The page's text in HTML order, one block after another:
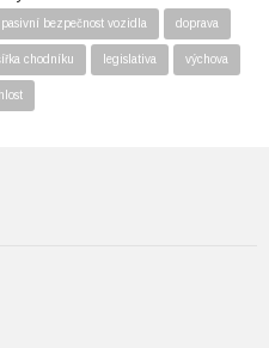
pasivní bezpečnost vozidla doprava
chodníku legislativa výchova